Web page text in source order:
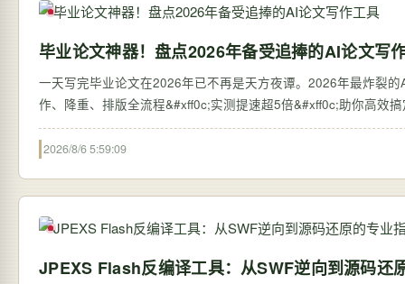
毕业论文神器！盘点2026年备受追捧的AI论文写
一天写完毕业论文在2026年已不再是天方夜谭。2026年最炸裂
作、降重、排版全流程&#xff0c;实测提速超5倍&#xff0c;助你高效
2026/8/6 5:59:09
JPEXS Flash反编译工具：从SWF逆向到源码还